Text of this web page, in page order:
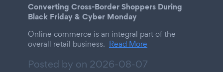
Converting Cross-Border Shoppers During
Black Friday & Cyber Monday
Online commerce is an integral part of the
overall retail business. Read More
Posted by on 2026-08-07